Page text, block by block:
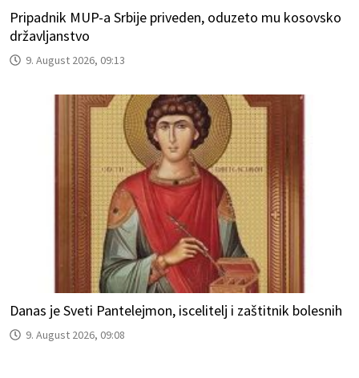
Pripadnik MUP-a Srbije priveden, oduzeto mu kosovsko
državljanstvo
9. August 2026, 09:13
Danas je Sveti Pantelejmon, iscelitelj i zaštitnik bolesnih
9. August 2026, 09:08